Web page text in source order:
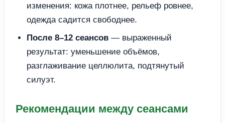
изменения: кожа плотнее, рельеф ровнее,
одежда садится свободнее.
После 8–12 сеансов — выраженный
результат: уменьшение объёмов,
разглаживание целлюлита, подтянутый
силуэт.
Рекомендации между сеансами